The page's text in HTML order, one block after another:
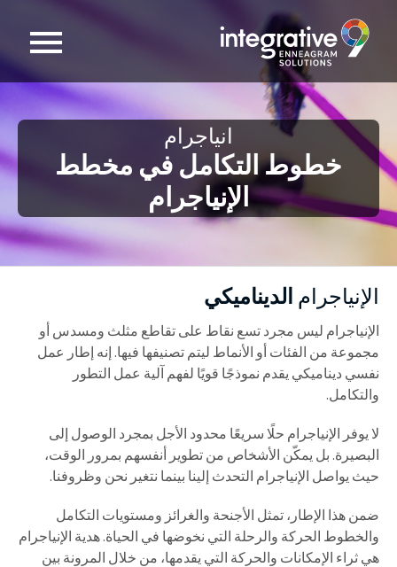
انياجرام
خطوط التكامل في مخطط
الإنياجرام
الإنياجرام الديناميكي
الإنياجرام ليس مجرد تسع نقاط على تقاطع مثلث ومسدس أو
مجموعة من الفئات أو الأنماط ليتم تصنيفها فيها. إنه إطار عمل
نفسي ديناميكي يقدم نموذجًا قويًا لفهم آلية عمل التطور
والتكامل.
لا يوفر الإنياجرام حلًا سريعًا محدود الأجل بمجرد الوصول إلى
البصيرة. بل يمكّن الأشخاص من تطوير أنفسهم بمرور الوقت،
حيث يواصل الإنياجرام التحدث إلينا بينما نتغير نحن وظروفنا.
ضمن هذا الإطار، تمثل الأجنحة والغرائز ومستويات التكامل
والخطوط الحركة والرحلة التي نخوضها في الحياة. هدية الإنياجرام
هي ثراء الإمكانات والحركة التي يقدمها، من خلال المرونة بين